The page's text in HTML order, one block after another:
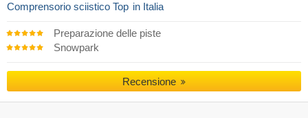
Comprensorio sciistico Top in Italia
Preparazione delle piste
Snowpark
Recensione